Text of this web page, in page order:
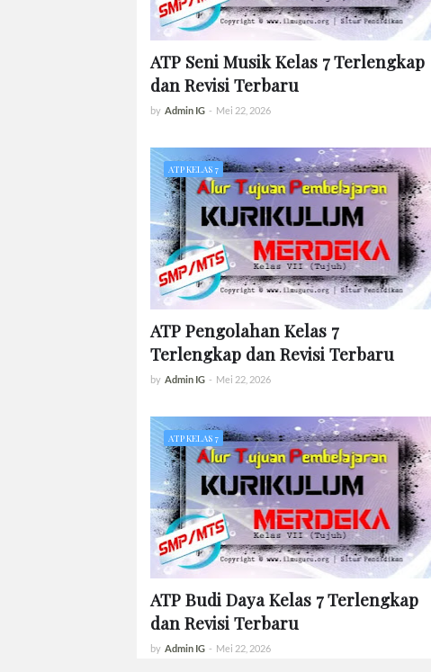
ATP Seni Musik Kelas 7 Terlengkap
dan Revisi Terbaru
by Admin IG - Mei 22, 2026
ATP KELAS 7
ATP Pengolahan Kelas 7
Terlengkap dan Revisi Terbaru
by Admin IG - Mei 22, 2026
ATP KELAS 7
ATP Budi Daya Kelas 7 Terlengkap
dan Revisi Terbaru
by Admin IG - Mei 22, 2026